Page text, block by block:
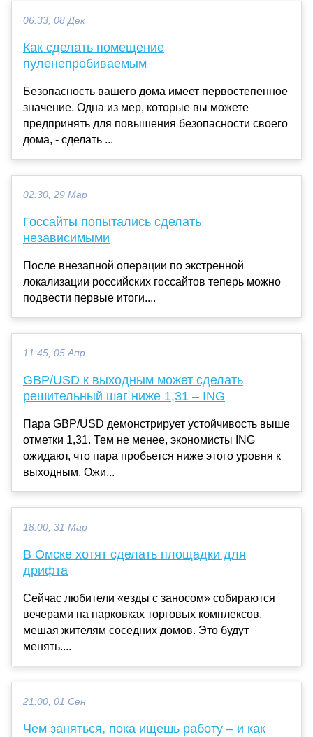
06:33, 08 Дек
Как сделать помещение
пуленепробиваемым
Безопасность вашего дома имеет первостепенное
значение. Одна из мер, которые вы можете
предпринять для повышения безопасности своего
дома, - сделать ...
02:30, 29 Мар
Госсайты попытались сделать
независимыми
После внезапной операции по экстренной
локализации российских госсайтов теперь можно
подвести первые итоги....
11:45, 05 Апр
GBP/USD к выходным может сделать
решительный шаг ниже 1,31 – ING
Пара GBP/USD демонстрирует устойчивость выше
отметки 1,31. Тем не менее, экономисты ING
ожидают, что пара пробьется ниже этого уровня к
выходным. Ожи...
18:00, 31 Мар
В Омске хотят сделать площадки для
дрифта
Сейчас любители «езды с заносом» собираются
вечерами на парковках торговых комплексов,
мешая жителям соседних домов. Это будут
менять....
21:00, 01 Сен
Чем заняться, пока ищешь работу ‒ и как